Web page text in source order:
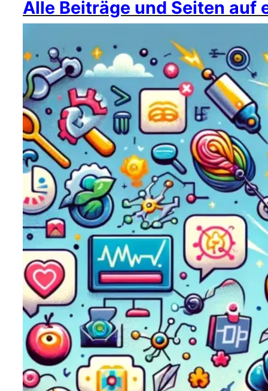
Alle Beiträge und Seiten auf